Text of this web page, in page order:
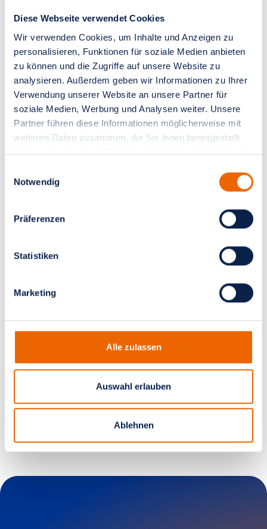
Diese Webseite verwendet Cookies
Wir verwenden Cookies, um Inhalte und Anzeigen zu
personalisieren, Funktionen für soziale Medien anbieten
zu können und die Zugriffe auf unsere Website zu
analysieren. Außerdem geben wir Informationen zu Ihrer
Verwendung unserer Website an unsere Partner für
soziale Medien, Werbung und Analysen weiter. Unsere
Partner führen diese Informationen möglicherweise mit
weiteren Daten zusammen, die Sie ihnen bereitgestellt
haben oder die sie im Rahmen Ihrer Nutzung der Dienste
Notwendig
Präferenzen
Statistiken
Marketing
Alle zulassen
Auswahl erlauben
Ablehnen
Patientin angepasst.
Akut Sprechstunde
Kurzfristige Beratung und Diagnose
- Sonographie
- Stanzbiopsien
Mediathek
Interessante Beiträge zum Thema